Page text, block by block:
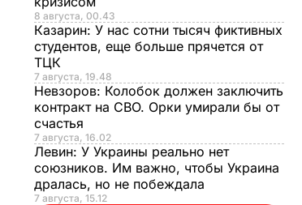
8 августа, 00.43
Казарин: У нас сотни тысяч фиктивных
студентов, еще больше прячется от
ТЦК
7 августа, 19.48
Невзоров: Колобок должен заключить
контракт на СВО. Орки умирали бы от
счастья
7 августа, 16.02
Левин: У Украины реально нет
союзников. Им важно, чтобы Украина
дралась, но не побеждала
7 августа, 15.12